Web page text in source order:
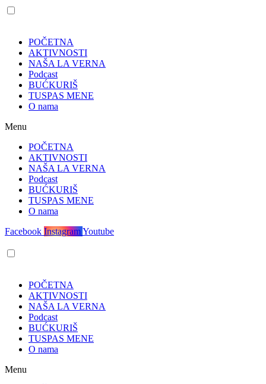
POČETNA
AKTIVNOSTI
NAŠA LA VERNA
Podcast
BUĆKURIŠ
TUSPAS MENE
O nama
Menu
POČETNA
AKTIVNOSTI
NAŠA LA VERNA
Podcast
BUĆKURIŠ
TUSPAS MENE
O nama
Facebook InstagramYoutube
POČETNA
AKTIVNOSTI
NAŠA LA VERNA
Podcast
BUĆKURIŠ
TUSPAS MENE
O nama
Menu